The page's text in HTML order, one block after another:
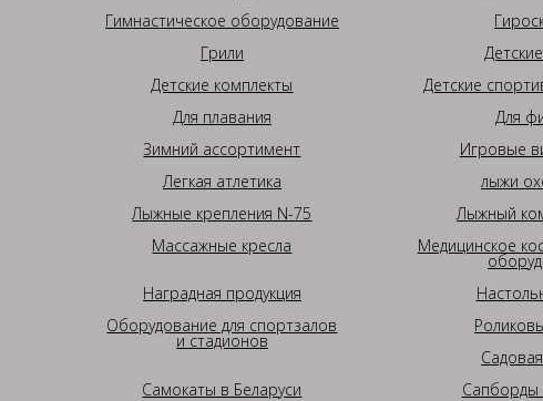
Гимнастическое оборудование
Грили
Детские комплекты
Детские
Для плавания
Для
Зимний ассортимент
Игровые
Легкая атлетика
лыжи
Лыжные крепления N-75
Лыжный
Массажные кресла
Медицинское
Наградная продукция
Оборудование для спортзалов
и стадионов
Самокаты в Беларуси
Сапборды